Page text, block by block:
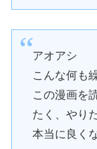
アオアシ
こんな何も
この漫画を
たく、やり
本当に良く